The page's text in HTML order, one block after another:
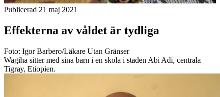
Publicerad 21 maj 2021
Effekterna av våldet är tydliga
Foto: Igor Barbero/Läkare Utan Gränser⁣
Wagiha sitter med sina barn i en skola i staden Abi Adi, centrala
Tigray, Etiopien.